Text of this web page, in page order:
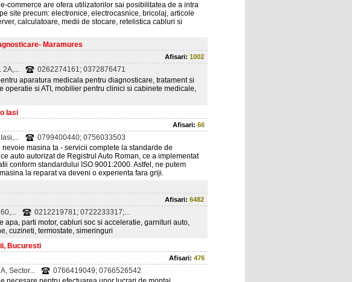
commerce are ofera utilizatorilor sai posibilitatea de a intra
site precum: electronice, electrocasnice, bricolaj, articole
calculatoare, medii de stocare, retelistica cabluri si
Maramures
Afisari: 1002
2A,...
0262274161; 0372876471
aparatura medicala pentru diagnosticare, tratament si
operatie si ATI, mobilier pentru clinici si cabinete medicale,
Iasi
Afisari: 66
0799400440; 0756033503
nevoie masina ta - servicii complete la standarde de
auto autorizat de Registrul Auto Roman, ce a implementat
conform standardului ISO 9001:2000. Astfel, ne putem
la reparat va deveni o experienta fara griji.
Afisari: 6482
0212219781; 0722233317;...
apa, parti motor, cabluri soc si acceleratie, garnituri auto,
cuzineti, termostate, simeringuri
Bucuresti
Afisari: 476
Sector...
0766419049; 0766526542